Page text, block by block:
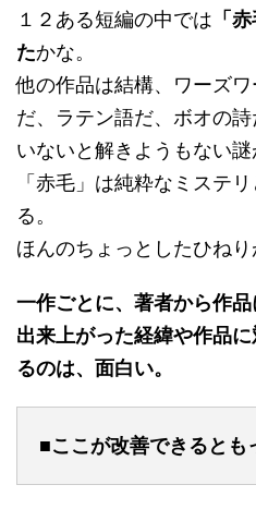
１２ある短編の中では 「
たかな。
他の作品は結構、ワーズ
だ、ラテン語だ、ボオの
いないと解きようもない謎
「赤毛」は純粋なミステ
る。
ほんのちょっとしたひねり
一作ごとに、著者から作品
出来上がった経緯や作品
るのは、面白い。
■ここが改善できるとも